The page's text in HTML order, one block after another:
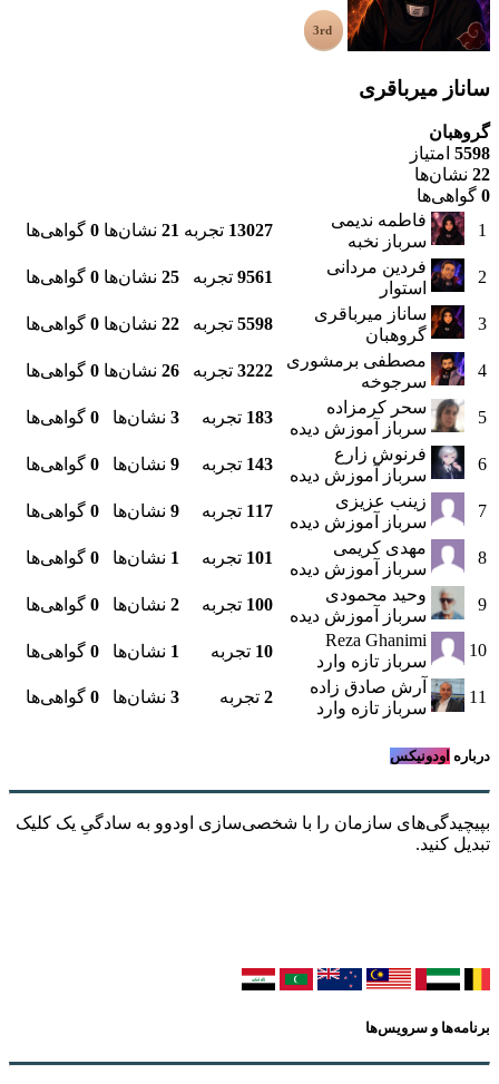
ساناز میرباقری
گروهبان
5598 امتیاز
22 نشان‌ها
0 گواهی‌ها
1
فاطمه ندیمی
سرباز نخبه
13027 تجربه 21 نشان‌ها 0 گواهی‌ها
2
فردین مردانی
استوار
9561 تجربه 25 نشان‌ها 0 گواهی‌ها
3
ساناز میرباقری
گروهبان
5598 تجربه 22 نشان‌ها 0 گواهی‌ها
4
مصطفی برمشوری
سرجوخه
3222 تجربه 26 نشان‌ها 0 گواهی‌ها
5
سحر کرمزاده
سرباز آموزش دیده
183 تجربه 3 نشان‌ها 0 گواهی‌ها
6
فرنوش زارع
سرباز آموزش دیده
143 تجربه 9 نشان‌ها 0 گواهی‌ها
7
زینب عزیزی
سرباز آموزش دیده
117 تجربه 9 نشان‌ها 0 گواهی‌ها
8
مهدی کریمی
سرباز آموزش دیده
101 تجربه 1 نشان‌ها 0 گواهی‌ها
9
وحید محمودی
سرباز آموزش دیده
100 تجربه 2 نشان‌ها 0 گواهی‌ها
10
Reza Ghanimi
سرباز تازه وارد
10 تجربه 1 نشان‌ها 0 گواهی‌ها
11
آرش صادق زاده
سرباز تازه وارد
2 تجربه 3 نشان‌ها 0 گواهی‌ها
درباره اودونیکس
بپیچیدگی‌های سازمان را با شخصی‌سازی اودوو به سادگیِ یک کلیک
تبدیل کنید.
برنامه‌ها و سرویس‌ها